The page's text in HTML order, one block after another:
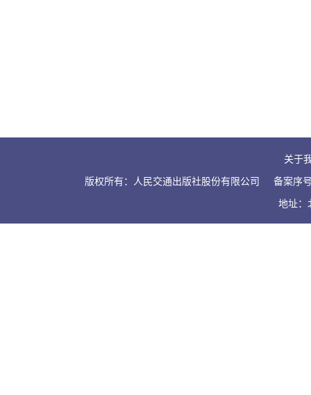
关于
版权所有：人民交通出版社股份有限公司
备案序
地址：